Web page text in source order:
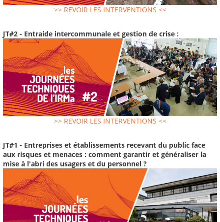
>> REVOIR LES INTERVENTIONS <<
JT#2 - Entraide intercommunale et gestion de crise :
>> REVOIR LES INTERVENTIONS <<
JT#1 - Entreprises et établissements recevant du public face
aux risques et menaces : comment garantir et généraliser la
mise à l'abri des usagers et du personnel ?